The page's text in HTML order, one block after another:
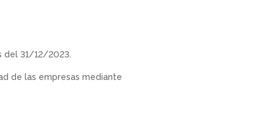
del 31/12/2023.
de las empresas mediante